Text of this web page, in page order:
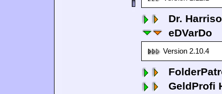
Dr.
eDVarDo
Version 2.10.4
GeldProfi